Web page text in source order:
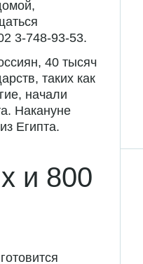
3-748-93-53.
40 тысяч
таких как
начали
Накануне
Египта.
и 800